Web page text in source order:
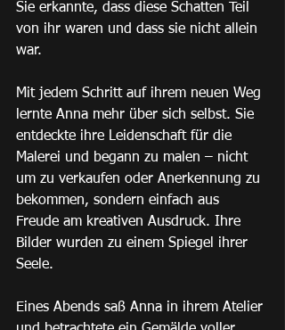
Sie erkannte, dass diese Schatten Teil
von ihr waren und dass sie nicht allein
war.
Mit jedem Schritt auf ihrem neuen Weg
lernte Anna mehr über sich selbst. Sie
entdeckte ihre Leidenschaft für die
Malerei und begann zu malen – nicht
um zu verkaufen oder Anerkennung zu
bekommen, sondern einfach aus
Freude am kreativen Ausdruck. Ihre
Bilder wurden zu einem Spiegel ihrer
Seele.
Eines Abends saß Anna in ihrem Atelier